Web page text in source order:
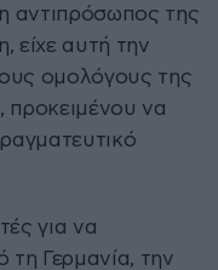
αντιπρόσωπος της
είχε αυτή την
ομολόγους της
προκειμένου να
για να
τη Γερμανία, την